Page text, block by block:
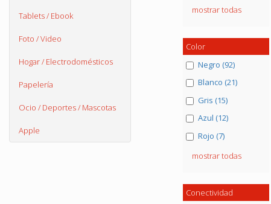
Tablets / Ebook
Foto / Video
Hogar / Electrodomésticos
Papelería
Ocio / Deportes / Mascotas
Apple
mostrar todas
Color
Negro (92)
Blanco (21)
Gris (15)
Azul (12)
Rojo (7)
mostrar todas
Conectividad